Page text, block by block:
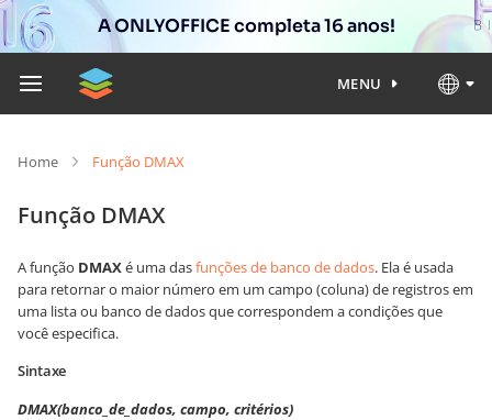
A ONLYOFFICE completa 16 anos!
MENU
Home Função DMAX
Função DMAX
A função DMAXé uma dasfunções de banco de dados. Ela é usada
para retornar o maior número em um campo (coluna) de registros em
uma lista ou banco de dados que correspondem a condições que
você especifica.
Sintaxe
DMAX(banco_de_dados, campo, critérios)